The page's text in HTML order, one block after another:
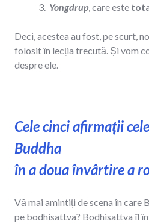
3. Yongdrup, care este
Deci, acestea au fost, pe scurt,
folosit în lecția trecută. Și vom
despre ele.
Cele cinci afirmații
Buddha
în a doua învârtire a
Vă mai amintiți de scena în care
pe bodhisattva? Bodhisattva îl